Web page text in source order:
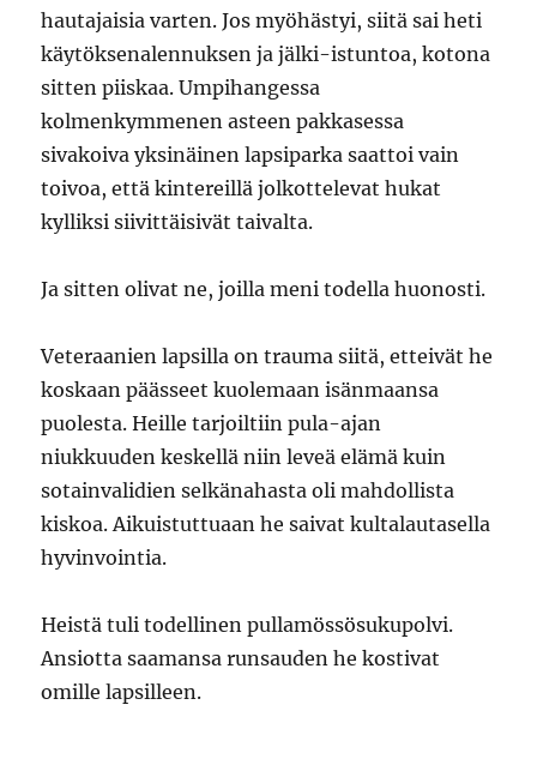
hautajaisia varten. Jos myöhästyi, siitä sai heti
käytöksenalennuksen ja jälki-istuntoa, kotona
sitten piiskaa. Umpihangessa
kolmenkymmenen asteen pakkasessa
sivakoiva yksinäinen lapsiparka saattoi vain
toivoa, että kintereillä jolkottelevat hukat
kylliksi siivittäisivät taivalta.
Ja sitten olivat ne, joilla meni todella huonosti.
Veteraanien lapsilla on trauma siitä, etteivät he
koskaan päässeet kuolemaan isänmaansa
puolesta. Heille tarjoiltiin pula-ajan
niukkuuden keskellä niin leveä elämä kuin
sotainvalidien selkänahasta oli mahdollista
kiskoa. Aikuistuttuaan he saivat kultalautasella
hyvinvointia.
Heistä tuli todellinen pullamössösukupolvi.
Ansiotta saamansa runsauden he kostivat
omille lapsilleen.